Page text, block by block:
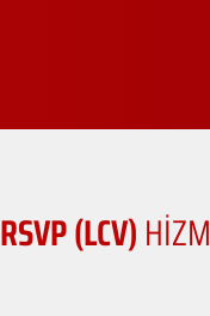
RSVP (LCV)